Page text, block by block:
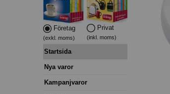
Företag
(exkl. moms)
Privat
(inkl. moms)
Startsida
Nya varor
Kampanjvaror